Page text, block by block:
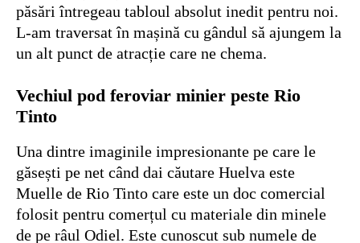
păsări întregeau tabloul absolut inedit pentru noi.
L-am traversat în mașină cu gândul să ajungem la
un alt punct de atracție care ne chema.
Vechiul pod feroviar minier peste Rio
Tinto
Una dintre imaginile impresionante pe care le
găsești pe net când dai căutare Huelva este
Muelle de Rio Tinto care este un doc comercial
folosit pentru comerțul cu materiale din minele
de pe râul Odiel. Este cunoscut sub numele de